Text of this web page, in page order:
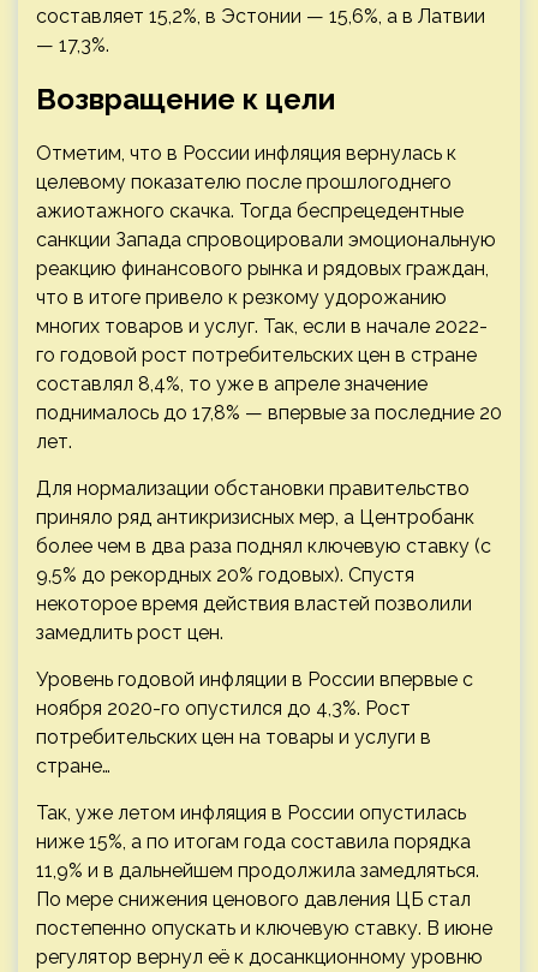
составляет 15,2%, в Эстонии — 15,6%, а в Латвии
— 17,3%.
Возвращение к цели
Отметим, что в России инфляция вернулась к
целевому показателю после прошлогоднего
ажиотажного скачка. Тогда беспрецедентные
санкции Запада спровоцировали эмоциональную
реакцию финансового рынка и рядовых граждан,
что в итоге привело к резкому удорожанию
многих товаров и услуг. Так, если в начале 2022-
го годовой рост потребительских цен в стране
составлял 8,4%, то уже в апреле значение
поднималось до 17,8% — впервые за последние 20
лет.
Для нормализации обстановки правительство
приняло ряд антикризисных мер, а Центробанк
более чем в два раза поднял ключевую ставку (с
9,5% до рекордных 20% годовых). Спустя
некоторое время действия властей позволили
замедлить рост цен.
Уровень годовой инфляции в России впервые с
ноября 2020-го опустился до 4,3%. Рост
потребительских цен на товары и услуги в
стране…
Так, уже летом инфляция в России опустилась
ниже 15%, а по итогам года составила порядка
11,9% и в дальнейшем продолжила замедляться.
По мере снижения ценового давления ЦБ стал
постепенно опускать и ключевую ставку. В июне
регулятор вернул её к досанкционному уровню